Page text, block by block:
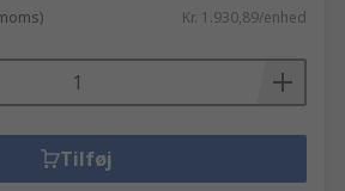
Kr. 1.930,89/enhed
Tilføj